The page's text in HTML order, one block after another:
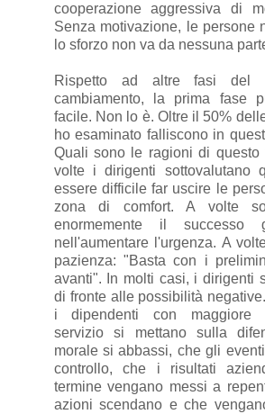
cooperazione aggressiva di
Senza motivazione, le persone
lo sforzo non va da nessuna
Rispetto ad altre fasi del
cambiamento, la prima fase
facile. Non lo è. Oltre il 50%
ho esaminato falliscono in
Quali sono le ragioni di questo
volte i dirigenti sottovalutano
essere difficile far uscire le
zona di comfort. A volte
enormemente il successo
nell'aumentare l'urgenza. A
pazienza: "Basta con i
avanti". In molti casi, i dirigenti
di fronte alle possibilità
i dipendenti con maggiore
servizio si mettano sulla
morale si abbassi, che gli
controllo, che i risultati
termine vengano messi a
azioni scendano e che